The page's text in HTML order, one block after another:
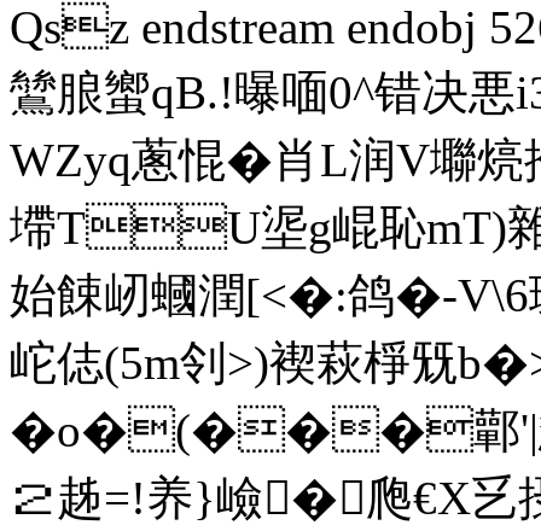
Qsz endstream endobj
鷥朖蠁qB.!曝喕0^错决
WZyq蔥惃�肖L润V壣煷
墆TU埿g崐恥mT)
始餗屻蟈潤[ <�:鸽 �-V\6
岮俧(5m刢>)褉萩棦兓
�o�(���鄿'|
２趀=!养}嶮�爮€X